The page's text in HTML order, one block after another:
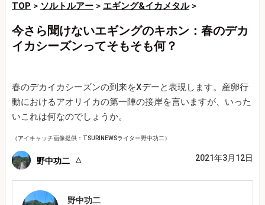
TOP > ソルトルアー > エギング&イカメタル>
今さら聞けないエギングのキホン：春のデカ
イカシーズンってそもそも何？
春のデカイカシーズンの到来をXデーと表現します。産卵行
動におけるアオリイカの第一陣の接岸を言いますが、いった
いこれは何なのでしょうか。
（アイキャッチ画像提供：TSURINEWSライター野中功二）
野中功二 2021年3月12日
野中功二